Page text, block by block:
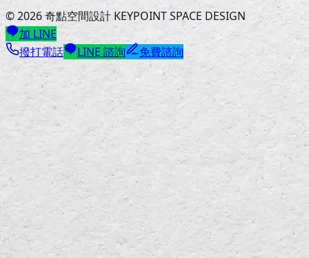
©2026奇點空間設計 KEYPOINT SPACE DESIGN
加 LINE
撥打電話
LINE 諮詢 免費諮詢